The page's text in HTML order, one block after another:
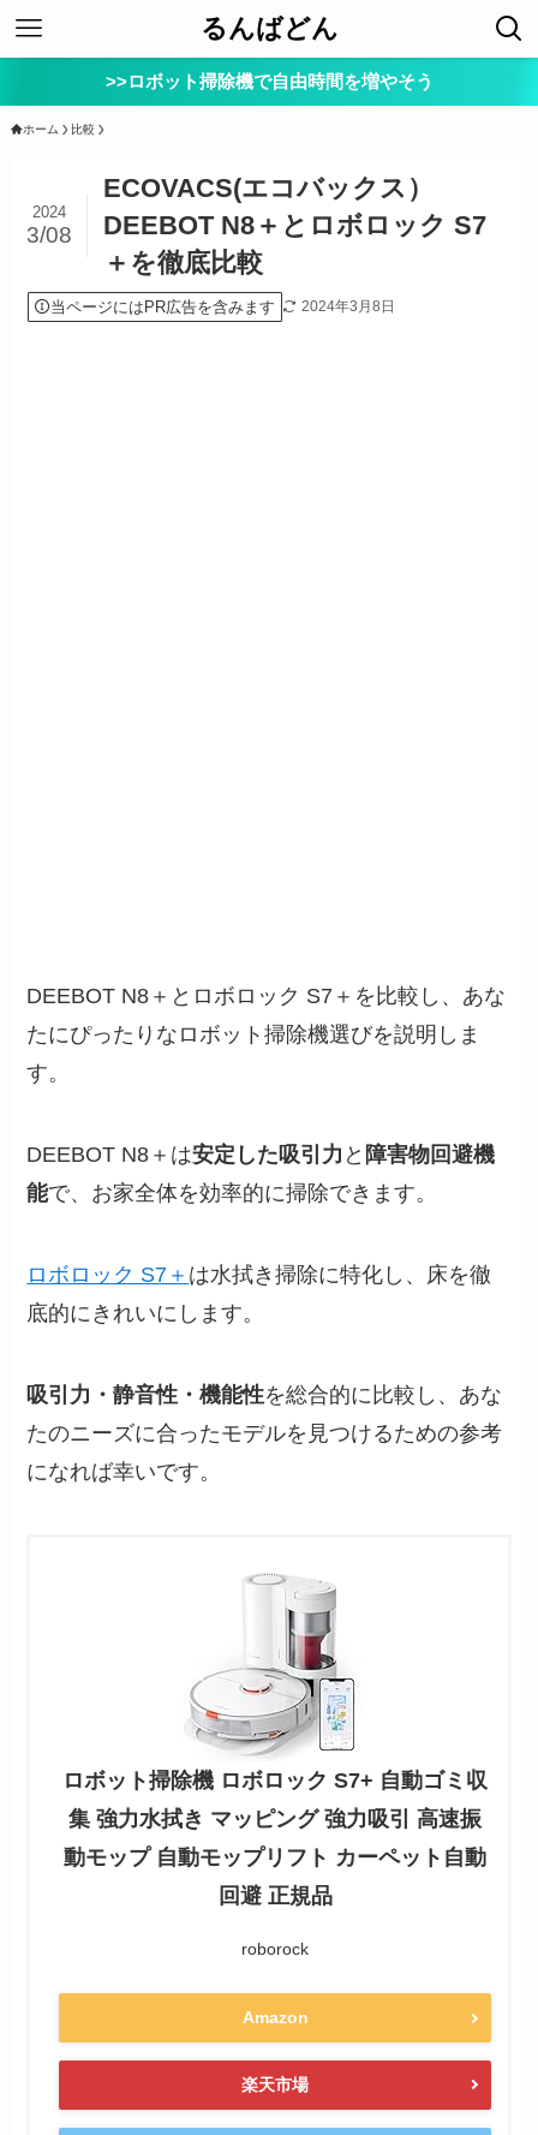
るんばどん
>>ロボット掃除機で自由時間を増やそう
ホーム 比較
ECOVACS(エコバックス）
DEEBOT N8＋とロボロック S7
＋を徹底比較
2024
3/08
当ページにはPR広告を含みます 2024年3月8日
DEEBOT N8＋とロボロック S7＋を比較し、あな
たにぴったりなロボット掃除機選びを説明しま
す。
DEEBOT N8＋は安定した吸引力 と 障害物回避機
能で、お家全体を効率的に掃除できます。
ロボロック S7＋ は水拭き掃除に特化し、床を徹
底的にきれいにします。
吸引力・静音性・機能性を総合的に比較し、あな
たのニーズに合ったモデルを見つけるための参考
になれば幸いです。
ロボット掃除機 ロボロック S7+ 自動ゴミ収
集 強力水拭き マッピング 強力吸引 高速振
動モップ 自動モップリフト カーペット自動
回避 正規品
roborock
Amazon
楽天市場